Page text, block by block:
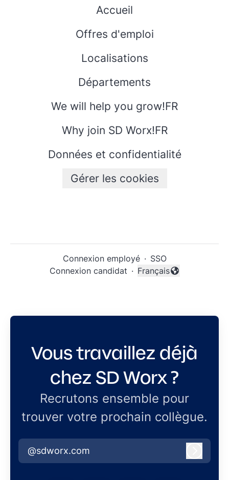
Accueil
Offres d'emploi
Localisations
Départements
We will help you grow!FR
Why join SD Worx!FR
Données et confidentialité
Gérer les cookies
Connexion employé · SSO
Connexion candidat ·
Changer la langue
Français
Vous travaillez déjà
chez SD Worx ?
Recrutons ensemble pour
trouver votre prochain collègue.
@sdworx.com